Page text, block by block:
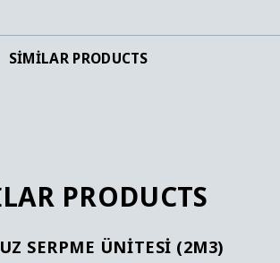
SIMILAR PRODUCTS
PRODUCTS
SERPME ÜNITESI (2M3)